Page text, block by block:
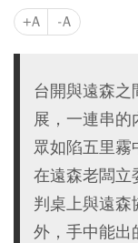
+A -A
台開與遠森之
展，一連串
眾如陷五里
在遠森老闆立
判桌上與遠
外，手中能出